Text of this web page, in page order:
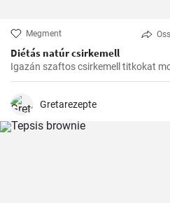
Megment
Diétás natúr csirkemell
Igazán szaftos csirkemell titkokat
Gretarezepte